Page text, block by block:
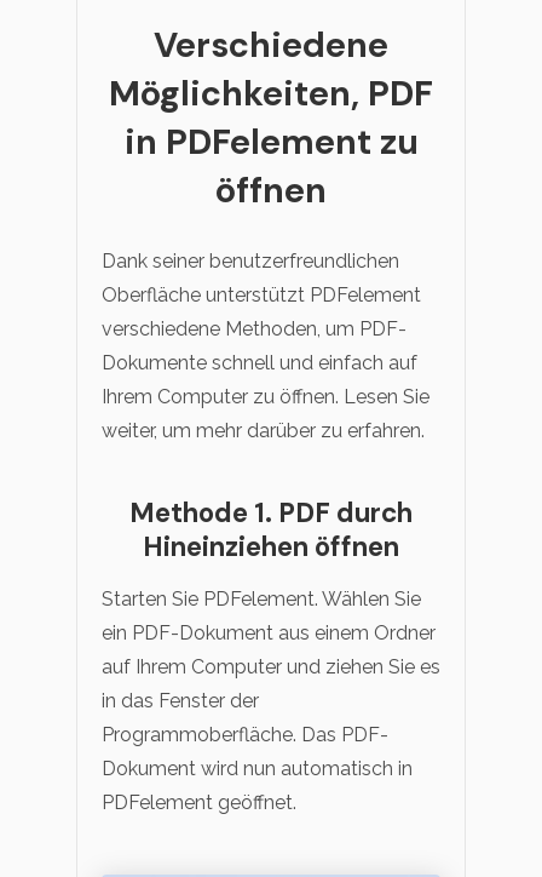
Verschiedene
Möglichkeiten, PDF
in PDFelement zu
öffnen
Dank seiner benutzerfreundlichen
Oberfläche unterstützt PDFelement
verschiedene Methoden, um PDF-
Dokumente schnell und einfach auf
Ihrem Computer zu öffnen. Lesen Sie
weiter, um mehr darüber zu erfahren.
Methode 1. PDF durch
Hineinziehen öffnen
Starten Sie PDFelement. Wählen Sie
ein PDF-Dokument aus einem Ordner
auf Ihrem Computer und ziehen Sie es
in das Fenster der
Programmoberfläche. Das PDF-
Dokument wird nun automatisch in
PDFelement geöffnet.